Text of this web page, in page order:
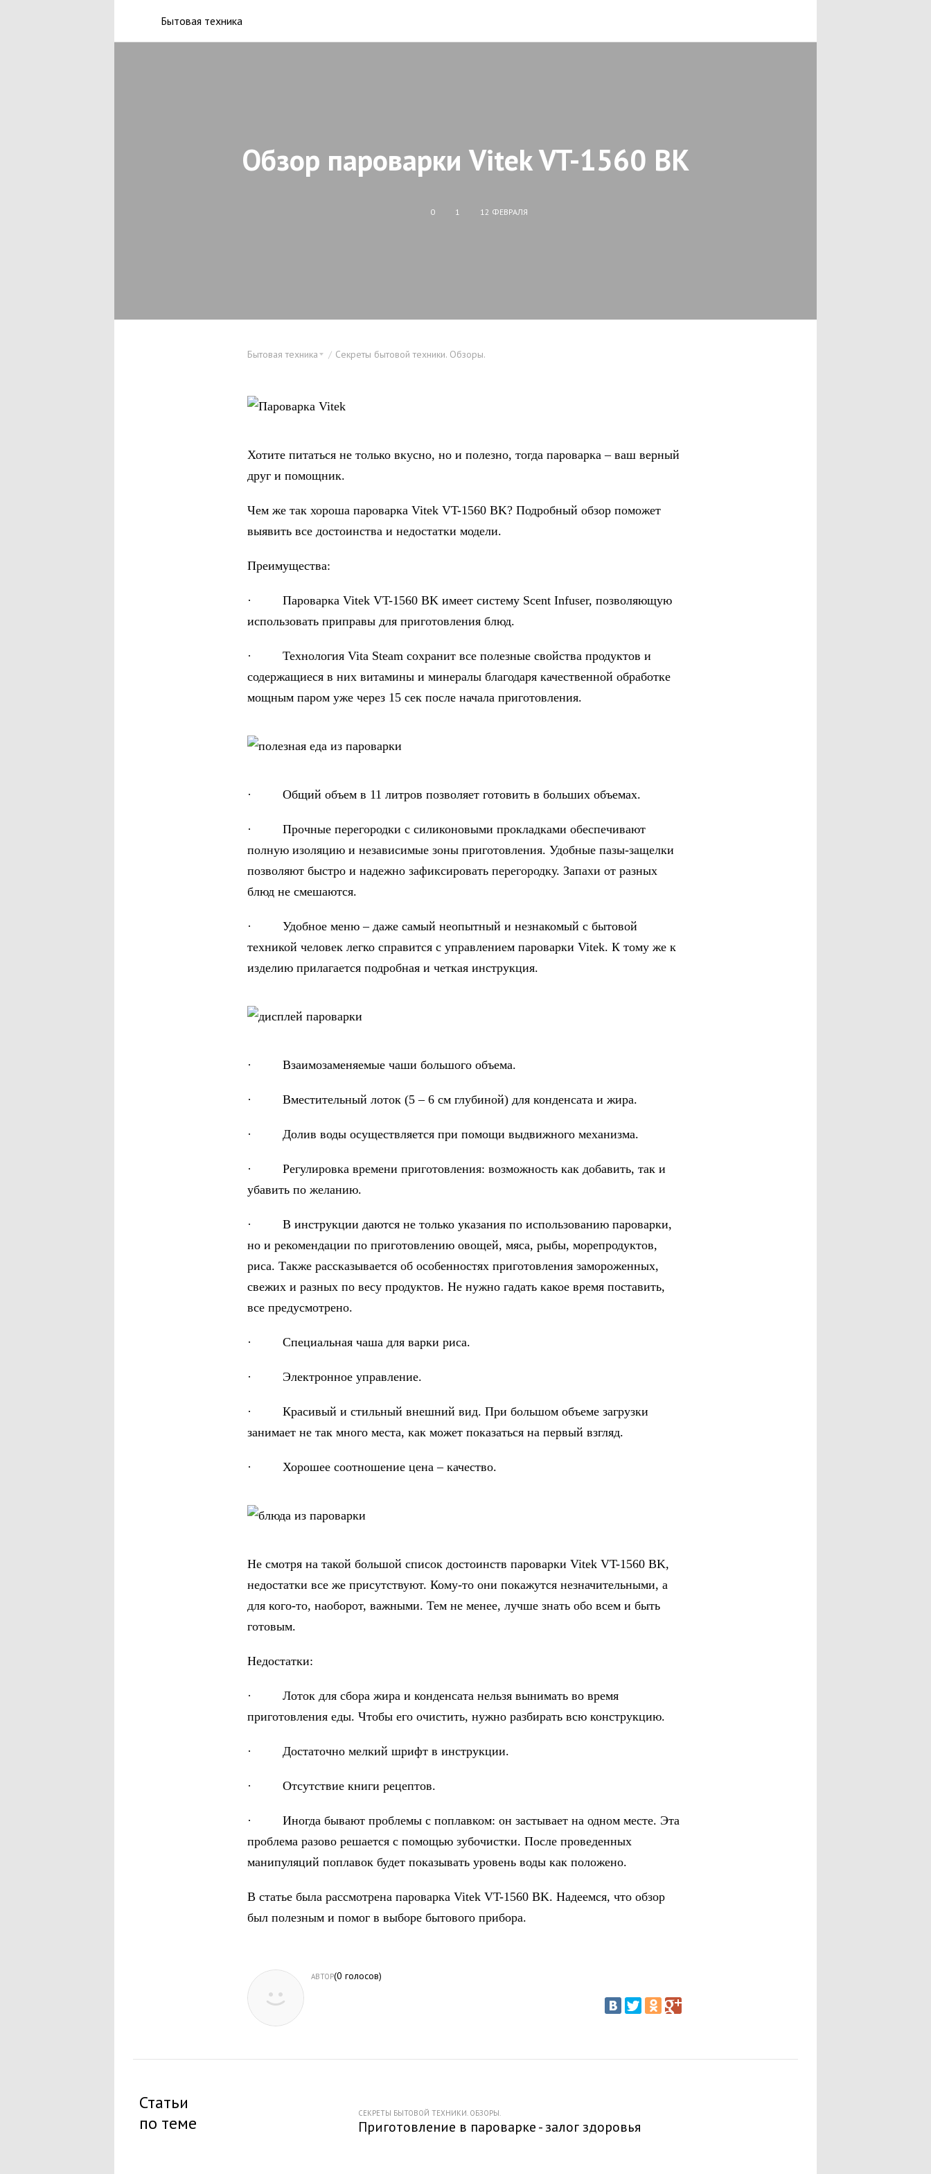
Бытовая техника
Обзор пароварки Vitek VT-1560 BK
0 1 12 ФЕВРАЛЯ
Бытовая техника Секреты бытовой техники. Обзоры.
Хотите питаться не только вкусно, но и полезно, тогда пароварка – ваш верный
друг и помощник.
Чем же так хороша пароварка Vitek VT-1560 BK? Подробный обзор поможет
выявить все достоинства и недостатки модели.
Преимущества:
· Пароварка Vitek VT-1560 BK имеет систему Scent Infuser, позволяющую
использовать приправы для приготовления блюд.
· Технология Vita Steam сохранит все полезные свойства продуктов и
содержащиеся в них витамины и минералы благодаря качественной обработке
мощным паром уже через 15 сек после начала приготовления.
· Общий объем в 11 литров позволяет готовить в больших объемах.
· Прочные перегородки с силиконовыми прокладками обеспечивают
полную изоляцию и независимые зоны приготовления. Удобные пазы-защелки
позволяют быстро и надежно зафиксировать перегородку. Запахи от разных
блюд не смешаются.
· Удобное меню – даже самый неопытный и незнакомый с бытовой
техникой человек легко справится с управлением пароварки Vitek. К тому же к
изделию прилагается подробная и четкая инструкция.
· Взаимозаменяемые чаши большого объема.
· Вместительный лоток (5 – 6 см глубиной) для конденсата и жира.
· Долив воды осуществляется при помощи выдвижного механизма.
· Регулировка времени приготовления: возможность как добавить, так и
убавить по желанию.
· В инструкции даются не только указания по использованию пароварки,
но и рекомендации по приготовлению овощей, мяса, рыбы, морепродуктов,
риса. Также рассказывается об особенностях приготовления замороженных,
свежих и разных по весу продуктов. Не нужно гадать какое время поставить,
все предусмотрено.
· Специальная чаша для варки риса.
· Электронное управление.
· Красивый и стильный внешний вид. При большом объеме загрузки
занимает не так много места, как может показаться на первый взгляд.
· Хорошее соотношение цена – качество.
Не смотря на такой большой список достоинств пароварки Vitek VT-1560 BK,
недостатки все же присутствуют. Кому-то они покажутся незначительными, а
для кого-то, наоборот, важными. Тем не менее, лучше знать обо всем и быть
готовым.
Недостатки:
· Лоток для сбора жира и конденсата нельзя вынимать во время
приготовления еды. Чтобы его очистить, нужно разбирать всю конструкцию.
· Достаточно мелкий шрифт в инструкции.
· Отсутствие книги рецептов.
· Иногда бывают проблемы с поплавком: он застывает на одном месте. Эта
проблема разово решается с помощью зубочистки. После проведенных
манипуляций поплавок будет показывать уровень воды как положено.
В статье была рассмотрена пароварка Vitek VT-1560 BK. Надеемся, что обзор
был полезным и помог в выборе бытового прибора.
АВТОР(0 голосов)
Статьи
по теме
СЕКРЕТЫ БЫТОВОЙ ТЕХНИКИ. ОБЗОРЫ.
Приготовление в пароварке - залог здоровья